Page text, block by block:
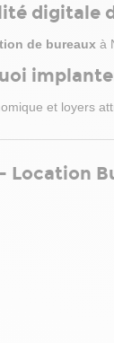
digitale
de bureauxà
et loyers
Location